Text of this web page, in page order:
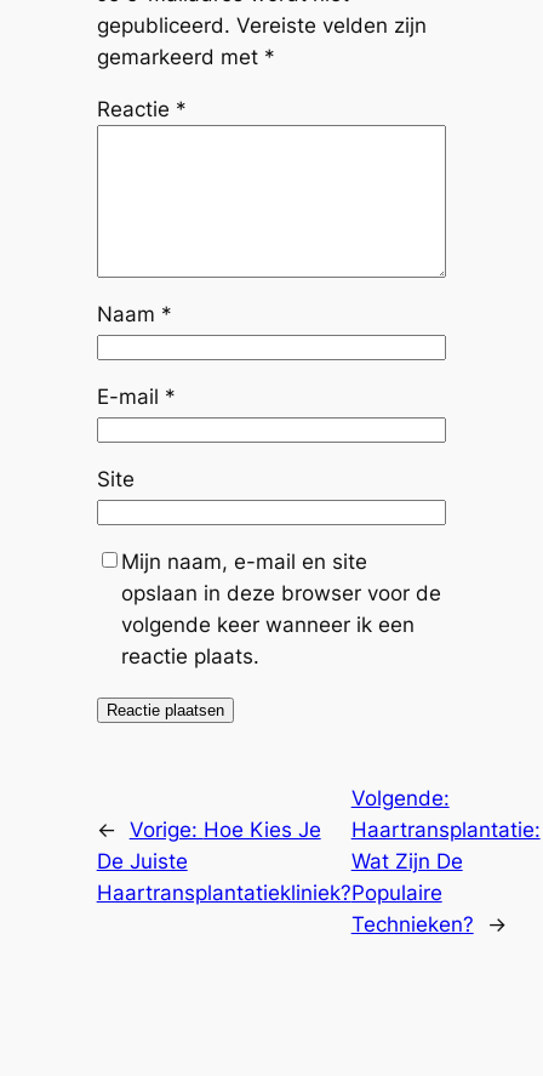
gepubliceerd. Vereiste velden zijn
gemarkeerd met *
Reactie *
Naam *
E-mail *
Site
Mijn naam, e-mail en site
opslaan in deze browser voor de
volgende keer wanneer ik een
reactie plaats.
← Vorige: Hoe Kies Je
De Juiste
Haartransplantatiekliniek?
Volgende:
Haartransplantatie:
Wat Zijn De
Populaire
Technieken?
→